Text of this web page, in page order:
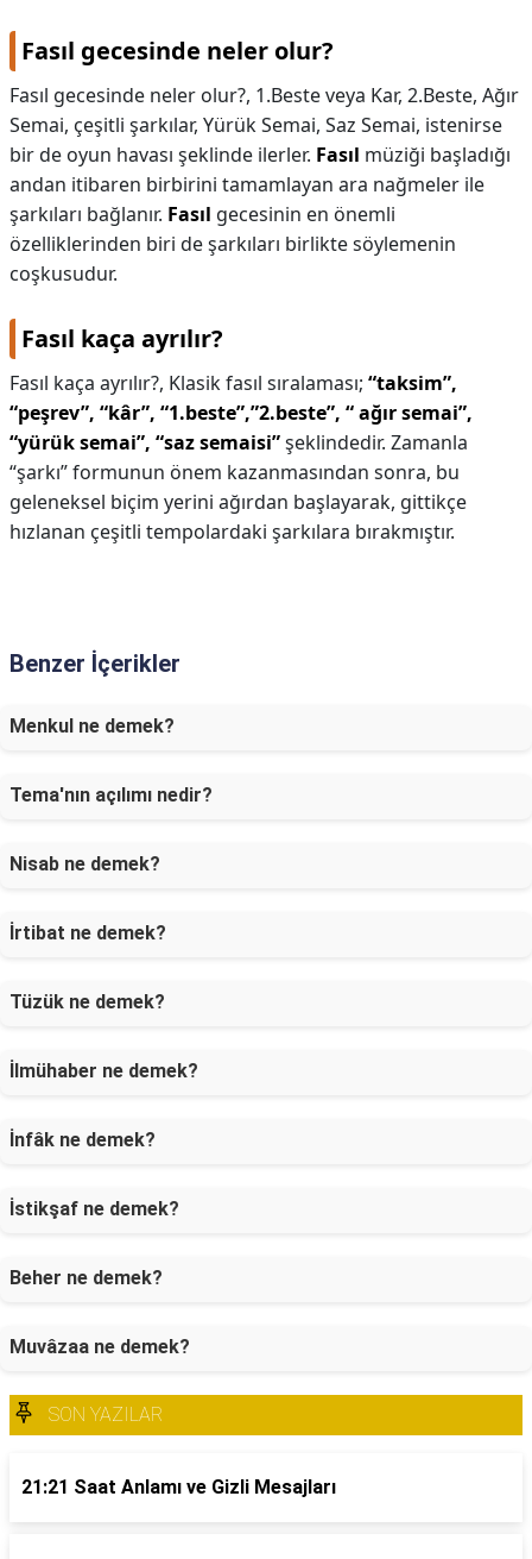
Fasıl gecesinde neler olur?
Fasıl gecesinde neler olur?, 1.Beste veya Kar, 2.Beste, Ağır
Semai, çeşitli şarkılar, Yürük Semai, Saz Semai, istenirse
bir de oyun havası şeklinde ilerler. Fasıl müziği başladığı
andan itibaren birbirini tamamlayan ara nağmeler ile
şarkıları bağlanır. Fasıl gecesinin en önemli
özelliklerinden biri de şarkıları birlikte söylemenin
coşkusudur.
Fasıl kaça ayrılır?
Fasıl kaça ayrılır?, Klasik fasıl sıralaması; “taksim”,
“peşrev”, “kâr”, “1.beste”,”2.beste”, “ ağır semai”,
“yürük semai”, “saz semaisi”şeklindedir. Zamanla
“şarkı” formunun önem kazanmasından sonra, bu
geleneksel biçim yerini ağırdan başlayarak, gittikçe
hızlanan çeşitli tempolardaki şarkılara bırakmıştır.
Benzer İçerikler
Menkul ne demek?
Tema'nın açılımı nedir?
Nisab ne demek?
İrtibat ne demek?
Tüzük ne demek?
İlmühaber ne demek?
İnfâk ne demek?
İstikşaf ne demek?
Beher ne demek?
Muvâzaa ne demek?
SON YAZILAR
21:21 Saat Anlamı ve Gizli Mesajları